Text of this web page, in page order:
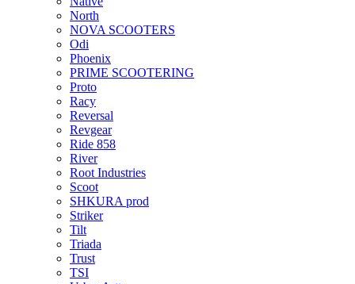
North
NOVA SCOOTERS
Odi
Phoenix
PRIME SCOOTERING
Proto
Racy
Reversal
Revgear
Ride 858
River
Root Industries
Scoot
SHKURA рrоd
Striker
Tilt
Triada
Trust
TSI